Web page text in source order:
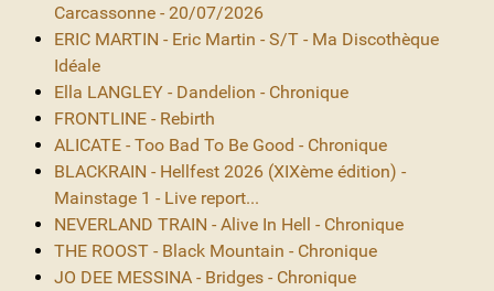
Carcassonne - 20/07/2026
ERIC MARTIN - Eric Martin - S/T - Ma Discothèque
Idéale
Ella LANGLEY - Dandelion - Chronique
FRONTLINE - Rebirth
ALICATE - Too Bad To Be Good - Chronique
BLACKRAIN - Hellfest 2026 (XIXème édition) -
Mainstage 1 - Live report...
NEVERLAND TRAIN - Alive In Hell - Chronique
THE ROOST - Black Mountain - Chronique
JO DEE MESSINA - Bridges - Chronique